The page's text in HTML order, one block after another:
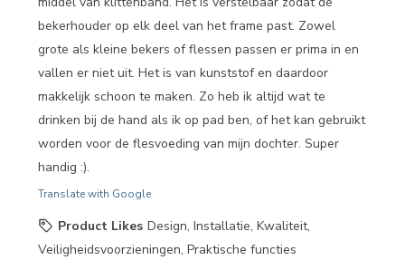
bekerhouder op elk deel van het frame past. Zowel
grote als kleine bekers of flessen passen er prima in en
vallen er niet uit. Het is van kunststof en daardoor
makkelijk schoon te maken. Zo heb ik altijd wat te
drinken bij de hand als ik op pad ben, of het kan gebruikt
worden voor de flesvoeding van mijn dochter. Super
handig :).
Translate with Google
Product Likes Design, Installatie, Kwaliteit,
Veiligheidsvoorzieningen, Praktische functies